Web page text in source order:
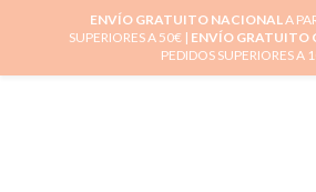
ENVÍO GRATUITO NACIONALA
SUPERIORES A 50€ | ENVÍO GRATUITO
PEDIDOS SUPERIORES A